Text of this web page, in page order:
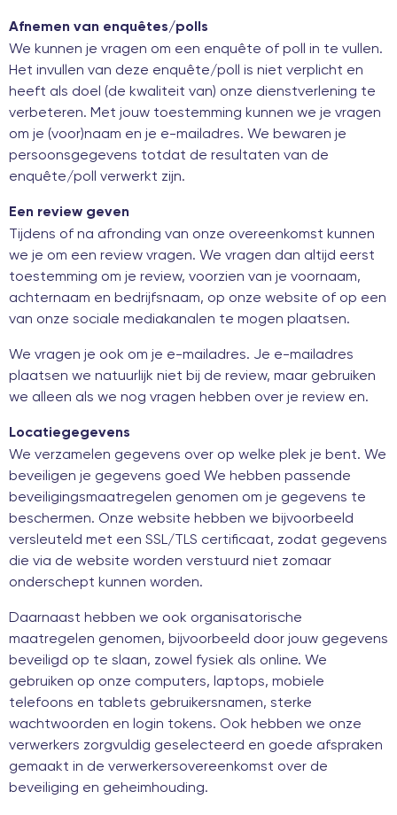
Afnemen van enquêtes/polls
We kunnen je vragen om een enquête of poll in te vullen.
Het invullen van deze enquête/poll is niet verplicht en
heeft als doel (de kwaliteit van) onze dienstverlening te
verbeteren. Met jouw toestemming kunnen we je vragen
om je (voor)naam en je e-mailadres. We bewaren je
persoonsgegevens totdat de resultaten van de
enquête/poll verwerkt zijn.
Een review geven
Tijdens of na afronding van onze overeenkomst kunnen
we je om een review vragen. We vragen dan altijd eerst
toestemming om je review, voorzien van je voornaam,
achternaam en bedrijfsnaam, op onze website of op een
van onze sociale mediakanalen te mogen plaatsen.
We vragen je ook om je e-mailadres. Je e-mailadres
plaatsen we natuurlijk niet bij de review, maar gebruiken
we alleen als we nog vragen hebben over je review en.
Locatiegegevens
We verzamelen gegevens over op welke plek je bent. We
beveiligen je gegevens goed We hebben passende
beveiligingsmaatregelen genomen om je gegevens te
beschermen. Onze website hebben we bijvoorbeeld
versleuteld met een SSL/TLS certificaat, zodat gegevens
die via de website worden verstuurd niet zomaar
onderschept kunnen worden.
Daarnaast hebben we ook organisatorische
maatregelen genomen, bijvoorbeeld door jouw gegevens
beveiligd op te slaan, zowel fysiek als online. We
gebruiken op onze computers, laptops, mobiele
telefoons en tablets gebruikersnamen, sterke
wachtwoorden en login tokens. Ook hebben we onze
verwerkers zorgvuldig geselecteerd en goede afspraken
gemaakt in de verwerkersovereenkomst over de
beveiliging en geheimhouding.